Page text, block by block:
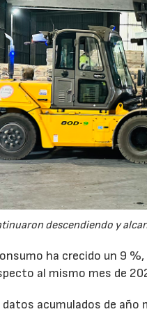
descendiendo y
ha crecido un 9
al mismo mes de
datos acumulados de